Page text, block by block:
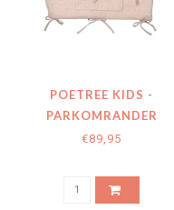
POETREE KIDS -
PARKOMRANDER
CHEVRON LIGHT CAMEL
€89,95